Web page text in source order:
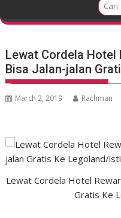
t
Lewat Cordela Hotel
Bisa Jalan-jalan
March 2, 2019 Rachman
Lewat Cordela Hotel
Gratis Ke